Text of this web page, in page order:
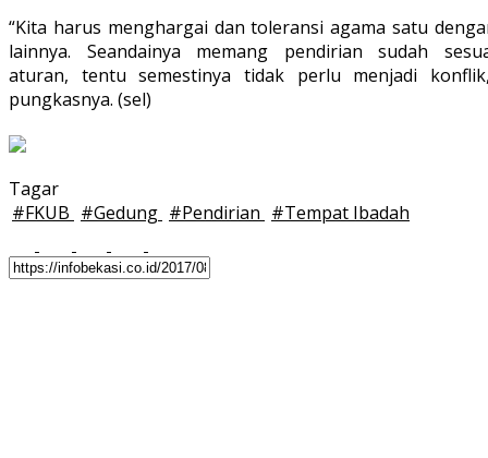
“Kita harus menghargai dan toleransi agama satu
lainnya. Seandainya memang pendirian sudah
aturan, tentu semestinya tidak perlu menjadi
pungkasnya. (sel)
Tagar
#FKUB #Gedung #Pendirian #Tempat Ibadah